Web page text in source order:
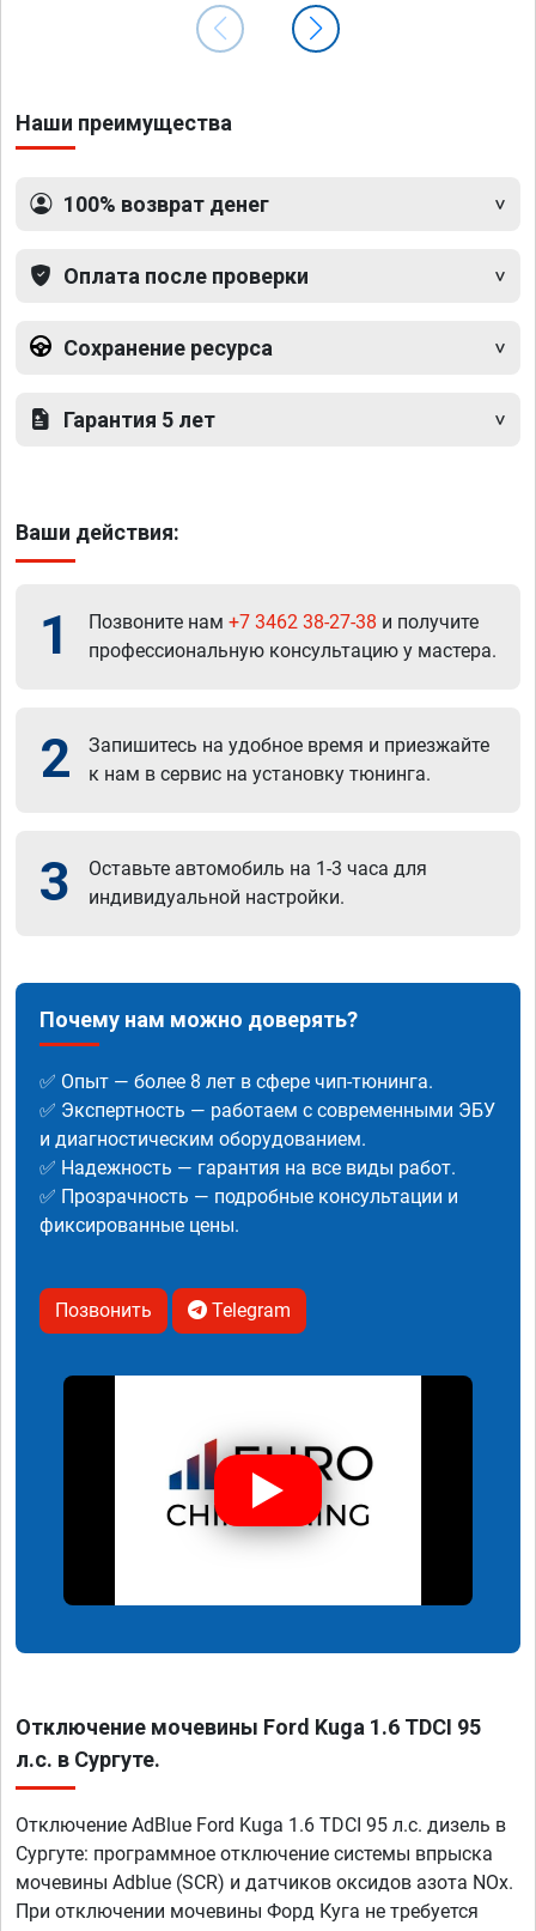
Наши преимущества
100% возврат денег
Оплата после проверки
Сохранение ресурса
Гарантия 5 лет
Ваши действия:
1 Позвоните нам +7 3462 38-27-38 и получите
профессиональную консультацию у мастера.
2
Запишитесь на удобное время и приезжайте
к нам в сервис на установку тюнинга.
3
Оставьте автомобиль на 1-3 часа для
индивидуальной настройки.
Почему нам можно доверять?
✅ Опыт — более 8 лет в сфере чип-тюнинга.
✅ Экспертность — работаем с современными ЭБУ
и диагностическим оборудованием.
✅ Надежность — гарантия на все виды работ.
✅ Прозрачность — подробные консультации и
фиксированные цены.
Позвонить Telegram
Отключение мочевины Ford Kuga 1.6 TDCI 95
л.с. в Сургуте.
Отключение AdBlue Ford Kuga 1.6 TDCI 95 л.с. дизель в
Сургуте: программное отключение системы впрыска
мочевины Adblue (SCR) и датчиков оксидов азота NOx.
При отключении мочевины Форд Куга не требуется